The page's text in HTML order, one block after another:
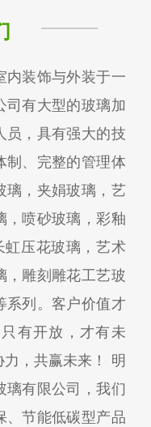
内装饰与外装于一
司有大型的玻璃加
员，具有强大的技
制、完整的管理体
璃，夹娟玻璃，艺
，喷砂玻璃，彩釉
虹压花玻璃，艺术
，雕刻雕花工艺玻
系列。客户价值才
有开放，才有未
，共赢未来！ 明
璃有限公司，我们
、节能低碳型产品